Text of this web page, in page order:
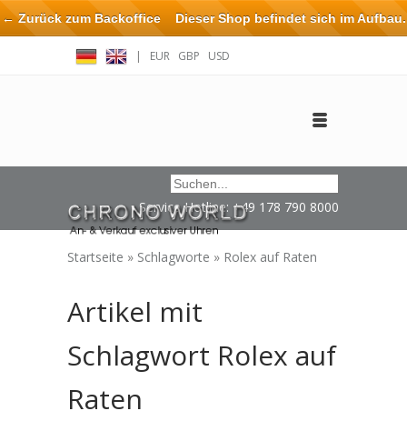
| EUR GBP USD
Service Hotline: +49 178 790 8000
Startseite » Schlagworte » Rolex auf Raten
Artikel mit
Schlagwort Rolex auf
Raten
← Zurück zum BackofficeDieser Shop befindet sich im Aufbau.
Eventuell können nicht alle Bestellungen eingehalten oder erfüllt